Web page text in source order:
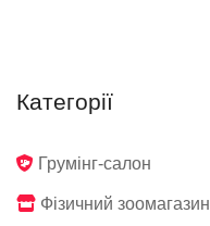
Категорії
Грумінг-салон
Фізичний зоомагазин